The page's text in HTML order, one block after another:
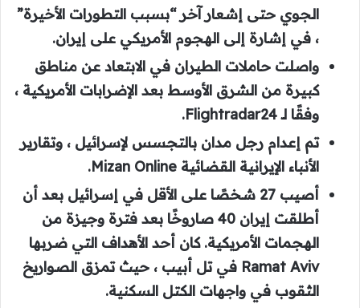
الجوي حتى إشعار آخر “بسبب التطورات الأخيرة”
، في إشارة إلى الهجوم الأمريكي على إيران.
واصلت حاملات الطيران في الابتعاد عن مناطق
كبيرة من الشرق الأوسط بعد الإضرابات الأمريكية ،
وفقًا لـ Flightradar24.
تم إعدام رجل مدان بالتجسس لإسرائيل ، وتقارير
الأنباء الإيرانية القضائية Mizan Online.
أصيب 27 شخصًا على الأقل في إسرائيل بعد أن
أطلقت إيران 40 صاروخًا بعد فترة وجيزة من
الهجمات الأمريكية. كان أحد الأهداف التي ضربها
Ramat Aviv في تل أبيب ، حيث تمزق الصواريخ
الثقوب في واجهات الكتل السكنية.